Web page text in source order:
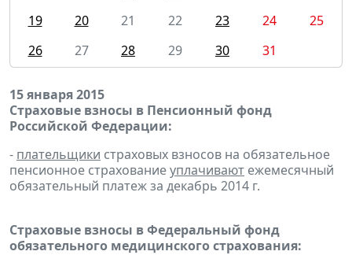
19
20 21 22 23 24
25
26
27 28 29 30 31
15 января 2015
Страховые взносы в Пенсионный фонд
Российской Федерации:
- плательщики страховых взносов на обязательное
пенсионное страхованиеуплачивают ежемесячный
обязательный платеж за декабрь 2014 г.
Страховые взносы в Федеральный фонд
обязательного медицинского страхования: